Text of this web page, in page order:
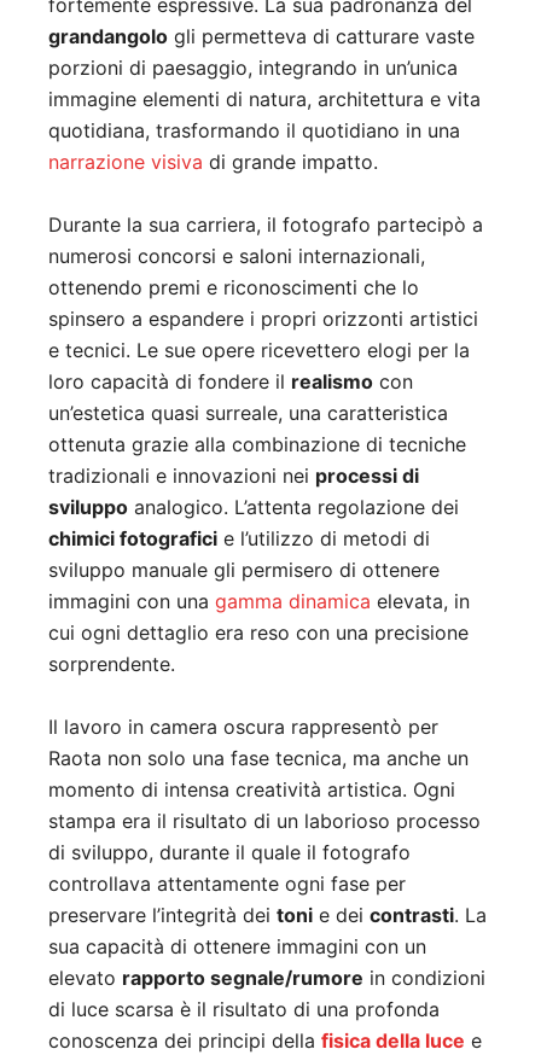
fortemente espressive. La sua padronanza del
grandangolo gli permetteva di catturare vaste
porzioni di paesaggio, integrando in un’unica
immagine elementi di natura, architettura e vita
quotidiana, trasformando il quotidiano in una
narrazione visiva di grande impatto.
Durante la sua carriera, il fotografo partecipò a
numerosi concorsi e saloni internazionali,
ottenendo premi e riconoscimenti che lo
spinsero a espandere i propri orizzonti artistici
e tecnici. Le sue opere ricevettero elogi per la
loro capacità di fondere il realismo con
un’estetica quasi surreale, una caratteristica
ottenuta grazie alla combinazione di tecniche
tradizionali e innovazioni nei processi di
sviluppo analogico. L’attenta regolazione dei
chimici fotografici e l’utilizzo di metodi di
sviluppo manuale gli permisero di ottenere
immagini con una gamma dinamica elevata, in
cui ogni dettaglio era reso con una precisione
sorprendente.
Il lavoro in camera oscura rappresentò per
Raota non solo una fase tecnica, ma anche un
momento di intensa creatività artistica. Ogni
stampa era il risultato di un laborioso processo
di sviluppo, durante il quale il fotografo
controllava attentamente ogni fase per
preservare l’integrità dei toni e dei contrasti. La
sua capacità di ottenere immagini con un
elevato rapporto segnale/rumore in condizioni
di luce scarsa è il risultato di una profonda
conoscenza dei principi della fisica della luce e